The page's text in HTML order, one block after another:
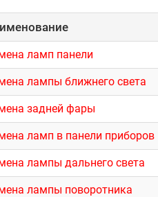
ламп панели
лампы ближнего света
задней фары
ламп в панели приборов
лампы дальнего света
лампы поворотника